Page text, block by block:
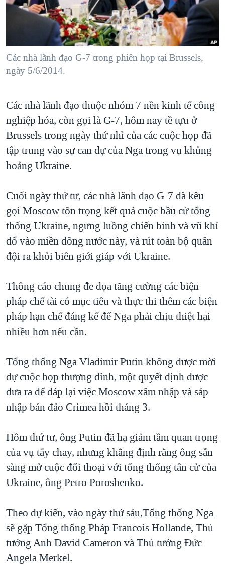
"Tìm"NGƯỜI VIỆT HẢI NGOẠI
KINH TẾ
VĂN HOÁ
THỂ THAO
GIÁO DỤC
TẠI
HÀNH TRÌNH BẦU CỬ 2024
MỘT NĂM CHIẾN TRANH TẠI DẢI GAZA
GIẢI MÃ VÀNH ĐAI & CON ĐƯỜNG
NGÀY TỊ NẠN THẾ GIỚI
GROUND ZERO – XƯA VÀ NAY
CÁC GIÁ TRỊ CỘNG HÒA Ở VIỆT NAM
THƯỢNG ĐỈNH TRUMP-KIM TẠI VIỆT NAM
NGƯ DÂN VIỆT VÀ LÀN SÓNG TRỘM HẢI SÂM
BÊN KIA QUỐC LỘ: TIẾNG VỌNG TỪ NÔNG THÔN MỸ
QUAN HỆ VIỆT MỸ
VIDEO
MẠNG XÃ HỘI
Ngôn ngữ khác
Các nhà lãnh đạo G-7 trong phiên họp tại Brussels,
ngày 5/6/2014.
Các nhà lãnh đạo thuộc nhóm 7 nền kinh tế công
nghiệp hóa, còn gọi là G-7, hôm nay tề tựu ở
Brussels trong ngày thứ nhì của các cuộc họp đã
tập trung vào sự can dự của Nga trong vụ khủng
hoảng Ukraine.
Cuối ngày thứ tư, các nhà lãnh đạo G-7 đã kêu
gọi Moscow tôn trọng kết quả cuộc bầu cử tổng
thống Ukraine, ngưng luồng chiến binh và vũ khí
đổ vào miền đông nước này, và rút toàn bộ quân
đội ra khỏi biên giới giáp với Ukraine.
Thông cáo chung đe dọa tăng cường các biện
pháp chế tài có mục tiêu và thực thi thêm các biện
pháp hạn chế đáng kể để Nga phải chịu thiệt hại
nhiều hơn nếu cần.
Tổng thống Nga Vladimir Putin không được mời
dự cuộc họp thượng đỉnh, một quyết định được
đưa ra để đáp lại việc Moscow xâm nhập và sáp
nhập bán đảo Crimea hồi tháng 3.
Hôm thứ tư, ông Putin đã hạ giảm tầm quan trọng
của vụ tẩy chay, nhưng khẳng định rằng ông sẵn
sàng mở cuộc đối thoại với tổng thống tân cử của
Ukraine, ông Petro Poroshenko.
Theo dự kiến, vào ngày thứ sáu,Tổng thống Nga
sẽ gặp Tổng thống Pháp Francois Hollande, Thủ
tướng Anh David Cameron và Thủ tướng Ðức
Angela Merkel.